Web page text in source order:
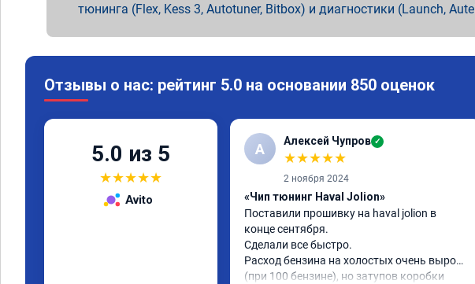
тюнинга (Flex, Kess 3, Autotuner, Bitbox) и диагностики (Launch,
Отзывы о нас: рейтинг 5.0 на основании 850 оценок
5.0 из 5
★★★★★
Avito
А Алексей Чупров ✓
★★★★★
2 ноября 2024
«Чип тюнинг Haval Jolion»
Поставили прошивку на haval jolion в
конце сентября.
Сделали все быстро.
Расход бензина на холостых очень вырос
(при 100 бензине), но затупов коробки